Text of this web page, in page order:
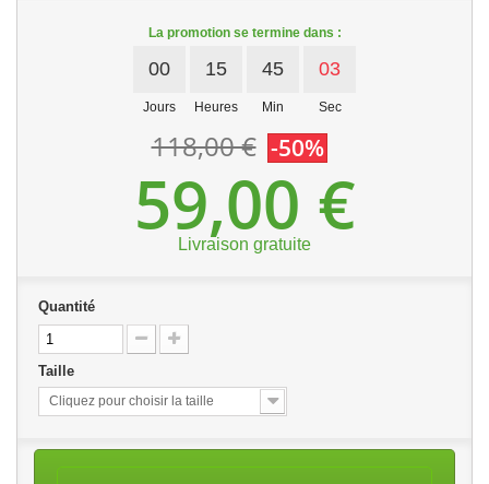
La promotion se termine dans :
00
Jours
15
Heures
45
Min
02
Sec
118,00 € -50%
59,00 €
Livraison gratuite
Quantité
Taille
Cliquez pour choisir la taille